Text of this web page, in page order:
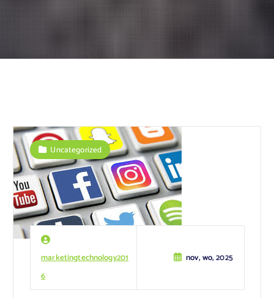
marketingtechnology201
6
nov, wo, 2025
Uncategorized